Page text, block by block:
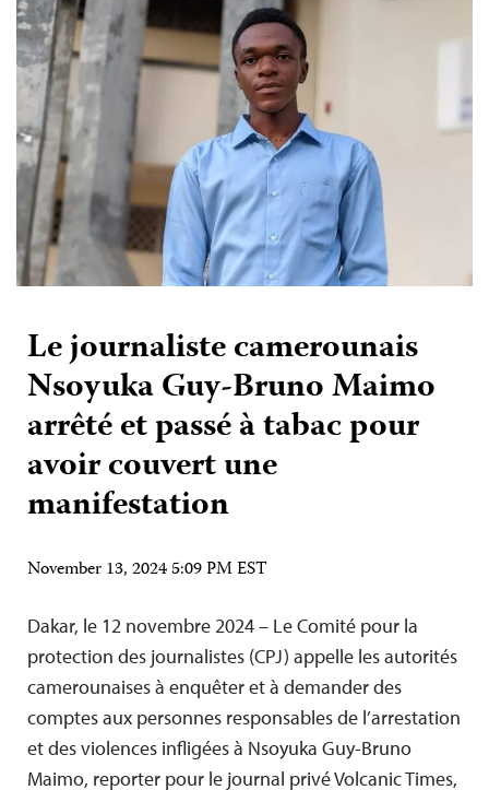
Le journaliste camerounais
Nsoyuka Guy-Bruno Maimo
arrêté et passé à tabac pour
avoir couvert une
manifestation
November 13, 2024 5:09 PM EST
Dakar, le 12 novembre 2024 – Le Comité pour la
protection des journalistes (CPJ) appelle les autorités
camerounaises à enquêter et à demander des
comptes aux personnes responsables de l’arrestation
et des violences infligées à Nsoyuka Guy-Bruno
Maimo, reporter pour le journal privé Volcanic Times,